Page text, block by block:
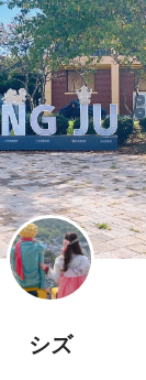
シズ